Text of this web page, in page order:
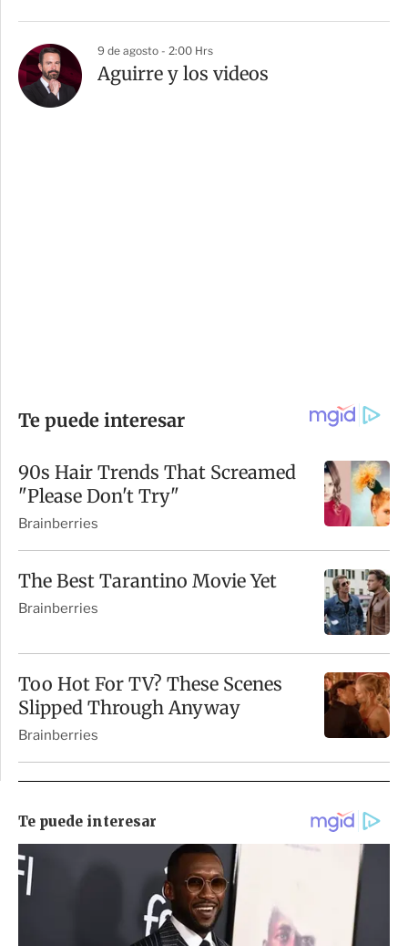
9 de agosto - 2:00 Hrs
Aguirre y los videos